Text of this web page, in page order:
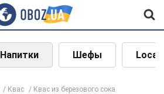
Напитки Шефы Local
Квас Квас из березового сока